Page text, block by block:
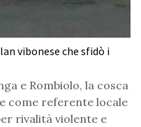
vibonese che sfidò i
e Rombiolo, la cosca
come referente locale
rivalità violente e